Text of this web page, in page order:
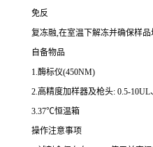
免反
复冻融,在室温下解冻并确保样品
自备物品
1.酶标仪(450NM)
2.高精度加样器及枪头: 0.5-10UL
3.37℃恒温箱
操作注意事项